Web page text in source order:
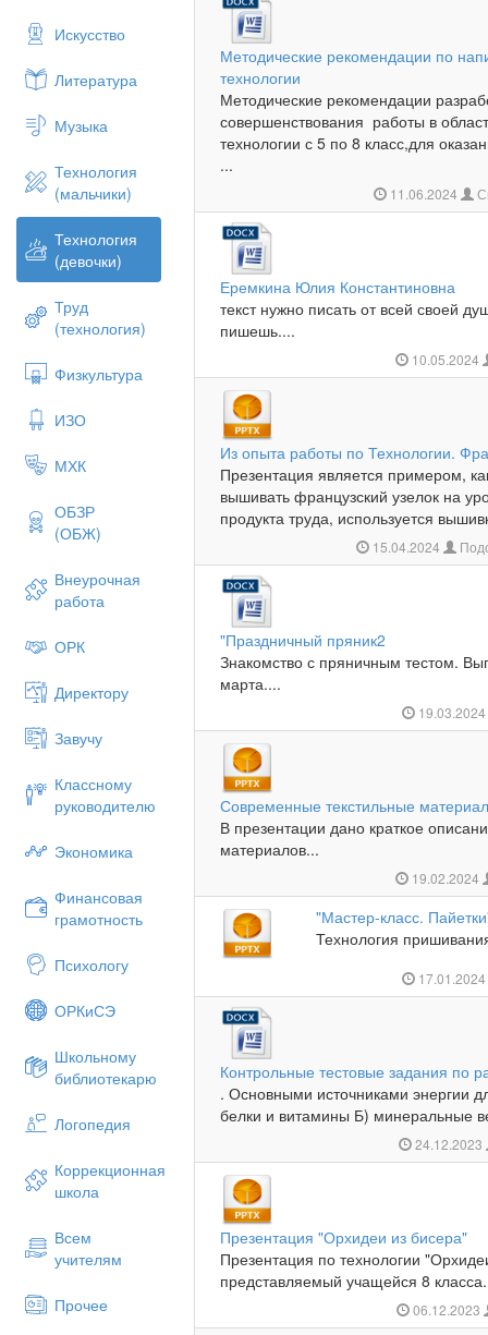
Искусство
Литература
Музыка
Технология
(мальчики)
Технология
(девочки)
Труд
(технология)
Физкультура
ИЗО
МХК
ОБЗР
(ОБЖ)
Внеурочная
работа
ОРК
Директору
Завучу
Классному
руководителю
Экономика
Финансовая
грамотность
Психологу
ОРКиСЭ
Школьному
библиотекарю
Логопедия
Коррекционная
школа
Всем
учителям
Прочее
Методические рекомендации по
технологии
Методические рекомендации
совершенствования работы в
технологии с 5 по 8 класс,для
...
11.06.2024
Еремкина Юлия Константиновна
текст нужно писать от всей своей
пишешь....
10.05.2024
Из опыта работы по Технологии.
Презентация является примером,
вышивать французский узелок на
продукта труда, используется
15.04.2024
"Праздничный пряник2
Знакомство с пряничным тестом.
марта....
Современные текстильные
В презентации дано краткое
материалов...
19.02.2024
"Мастер-класс.
Технология
Контрольные тестовые задания по
. Основными источниками энергии
белки и витамины Б) минеральные
24.12.2023
Презентация "Орхидеи из бисера"
Презентация по технологии
представляемый учащейся 8
06.12.2023